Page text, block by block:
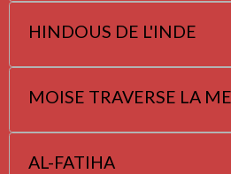
HINDOUS DE L'INDE
MOISE TRAVERSE LA
AL-FATIHA